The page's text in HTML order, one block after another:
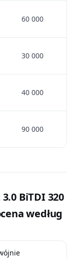
60 000
30 000
40 000
90 000
BiTDI 320
według